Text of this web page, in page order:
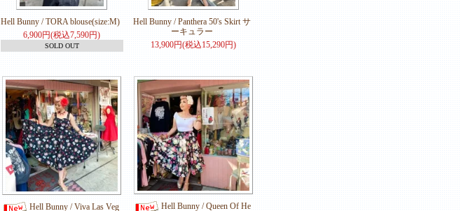
Hell Bunny / TORA blouse(size:M)
6,900円(税込7,590円)
SOLD OUT
Hell Bunny / Panthera 50's Skirt サ
ーキュラー
13,900円(税込15,290円)
Hell Bunny / Viva Las Veg
Hell Bunny / Queen Of He